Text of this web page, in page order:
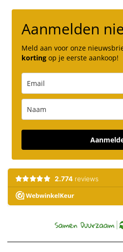
Aanmelden
Meld aan voor onze
korting op je eerste aankoop!